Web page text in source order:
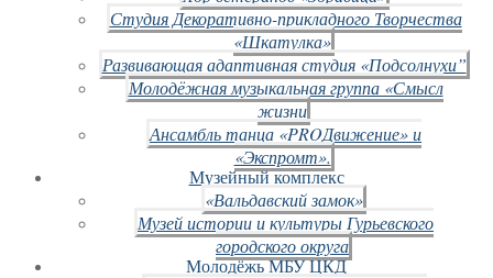
Студия Декоративно-прикладного Творчества
«Шкатулка»
Развивающая адаптивная студия «Подсолнухи”
Молодёжная музыкальная группа «Смысл
жизни
Ансамбль танца «PROДвижение» и
«Экспромт».
Музейный комплекс
«Вальдавский замок»
Музей истории и культуры Гурьевского
городского округа
Молодёжь МБУ ЦКД